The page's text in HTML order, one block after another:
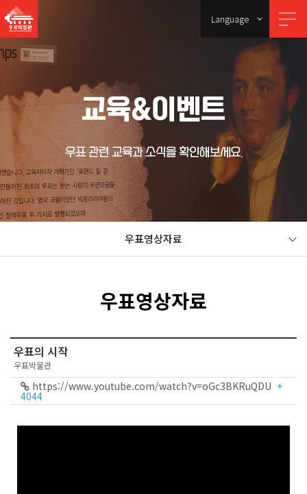
Language
교육&이벤트
우표 관련 교육과 소식을 확인해보세요.
우표영상자료
우표영상자료
우표의 시작
우표박물관
https://www.youtube.com/watch?v=oGc3BKRuQDU +
4044